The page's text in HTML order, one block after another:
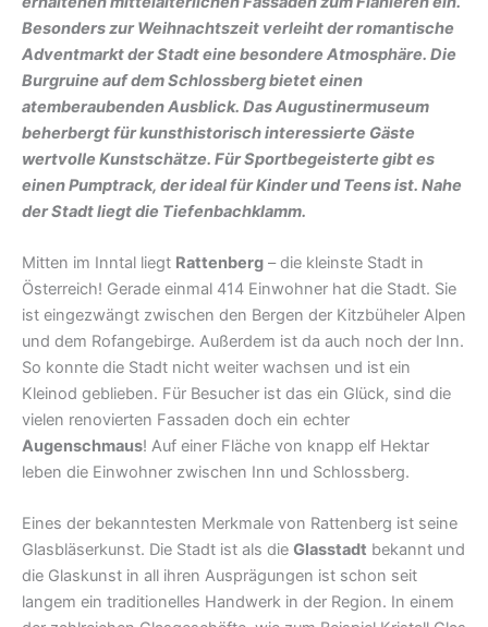
Besonders zur Weihnachtszeit verleiht der romantische
Adventmarkt der Stadt eine besondere Atmosphäre. Die
Burgruine auf dem Schlossberg bietet einen
atemberaubenden Ausblick. Das Augustinermuseum
beherbergt für kunsthistorisch interessierte Gäste
wertvolle Kunstschätze. Für Sportbegeisterte gibt es
einen Pumptrack, der ideal für Kinder und Teens ist. Nahe
der Stadt liegt die Tiefenbachklamm.
Mitten im Inntal liegt Rattenberg – die kleinste Stadt in
Österreich! Gerade einmal 414 Einwohner hat die Stadt. Sie
ist eingezwängt zwischen den Bergen der Kitzbüheler Alpen
und dem Rofangebirge. Außerdem ist da auch noch der Inn.
So konnte die Stadt nicht weiter wachsen und ist ein
Kleinod geblieben. Für Besucher ist das ein Glück, sind die
vielen renovierten Fassaden doch ein echter
Augenschmaus! Auf einer Fläche von knapp elf Hektar
leben die Einwohner zwischen Inn und Schlossberg.
Eines der bekanntesten Merkmale von Rattenberg ist seine
Glasbläserkunst. Die Stadt ist als die Glasstadt bekannt und
die Glaskunst in all ihren Ausprägungen ist schon seit
langem ein traditionelles Handwerk in der Region. In einem